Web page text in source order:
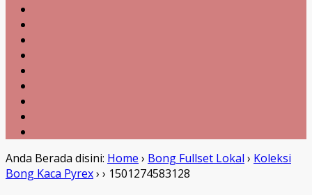
Anda Berada disini: Home › Bong Fullset Lokal › Koleksi
Bong Kaca Pyrex› › 1501274583128